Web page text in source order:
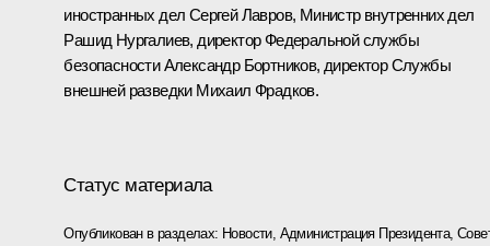
иностранных дел Сергей Лавров, Министр внутренних дел
Рашид Нургалиев, директор Федеральной службы
безопасностиАлександр Бортников, директор Службы
внешней разведки Михаил Фрадков.
Статус материала
Опубликован в разделах: Новости, Администрация Президента,